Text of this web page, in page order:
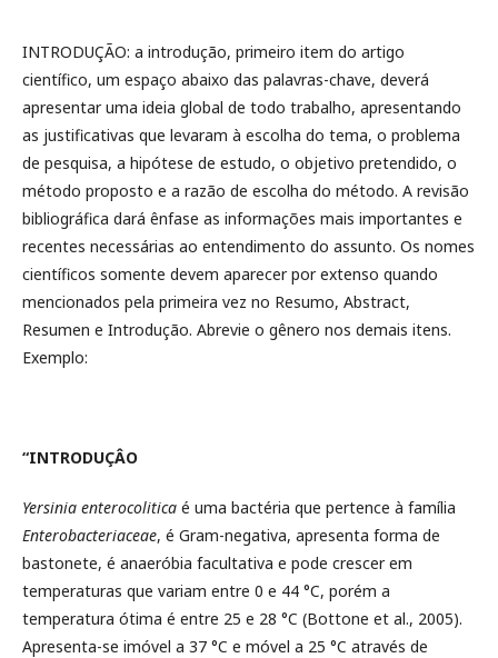
INTRODUÇÃO: a introdução, primeiro item do artigo
científico, um espaço abaixo das palavras-chave, deverá
apresentar uma ideia global de todo trabalho, apresentando
as justificativas que levaram à escolha do tema, o problema
de pesquisa, a hipótese de estudo, o objetivo pretendido, o
método proposto e a razão de escolha do método. A revisão
bibliográfica dará ênfase as informações mais importantes e
recentes necessárias ao entendimento do assunto. Os nomes
científicos somente devem aparecer por extenso quando
mencionados pela primeira vez no Resumo, Abstract,
Resumen e Introdução. Abrevie o gênero nos demais itens.
Exemplo:
“INTRODUÇÂO
Yersinia enterocolitica é uma bactéria que pertence à família
Enterobacteriaceae, é Gram-negativa, apresenta forma de
bastonete, é anaeróbia facultativa e pode crescer em
temperaturas que variam entre 0 e 44 °C, porém a
temperatura ótima é entre 25 e 28 °C (Bottone et al., 2005).
Apresenta-se imóvel a 37 °C e móvel a 25 °C através de